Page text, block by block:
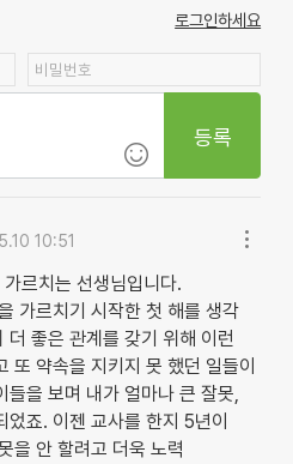
로그인하세요
등록
10:51
르치는 선생님입니다.
가르치기 시작한 첫 해를 생각
좋은 관계를 갖기 위해 이런
또 약속을 지키지 못 했던 일들이
들을 보며 내가 얼마나 큰 잘못,
죠. 이젠 교사를 한지 5년이
을 안 할려고 더욱 노력